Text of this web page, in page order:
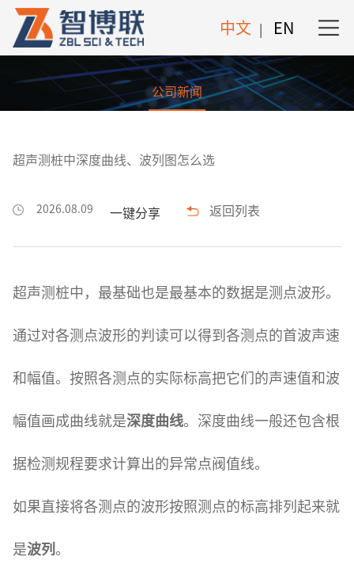
中文
EN
公司新闻
超声测桩中深度曲线、波列图怎么选
2026.08.09 一键分享 返回列表
超声测桩中，最基础也是最基本的数据是测点波形。
通过对各测点波形的判读可以得到各测点的首波声速
和幅值。按照各测点的实际标高把它们的声速值和波
幅值画成曲线就是深度曲线。深度曲线一般还包含根
据检测规程要求计算出的异常点阀值线。
如果直接将各测点的波形按照测点的标高排列起来就
是波列 。